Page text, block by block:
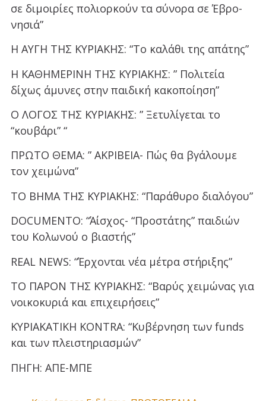
σε διμοιρίες πολιορκούν τα σύνορα σε Έβρο-
νησιά”
Η ΑΥΓΗ ΤΗΣ ΚΥΡΙΑΚΗΣ: “Το καλάθι της απάτης”
Η ΚΑΘΗΜΕΡΙΝΗ ΤΗΣ ΚΥΡΙΑΚΗΣ: ” Πολιτεία
δίχως άμυνες στην παιδική κακοποίηση”
Ο ΛΟΓΟΣ ΤΗΣ ΚΥΡΙΑΚΗΣ: ” Ξετυλίγεται το
“κουβάρι” “
ΠΡΩΤΟ ΘΕΜΑ: ” ΑΚΡΙΒΕΙΑ- Πώς θα βγάλουμε
τον χειμώνα”
ΤΟ ΒΗΜΑ ΤΗΣ ΚΥΡΙΑΚΗΣ: “Παράθυρο διαλόγου”
DOCUMENTO: “Άίσχος- “Προστάτης” παιδιών
του Κολωνού ο βιαστής”
REAL NEWS: “Έρχονται νέα μέτρα στήριξης”
ΤΟ ΠΑΡΟΝ ΤΗΣ ΚΥΡΙΑΚΗΣ: “Βαρύς χειμώνας για
νοικοκυριά και επιχειρήσεις”
ΚΥΡΙΑΚΑΤΙΚΗ KONTRA: “Κυβέρνηση των funds
και των πλειστηριασμών”
ΠΗΓΗ: ΑΠΕ-ΜΠΕ